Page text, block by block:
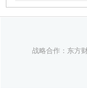
战略合作：东方